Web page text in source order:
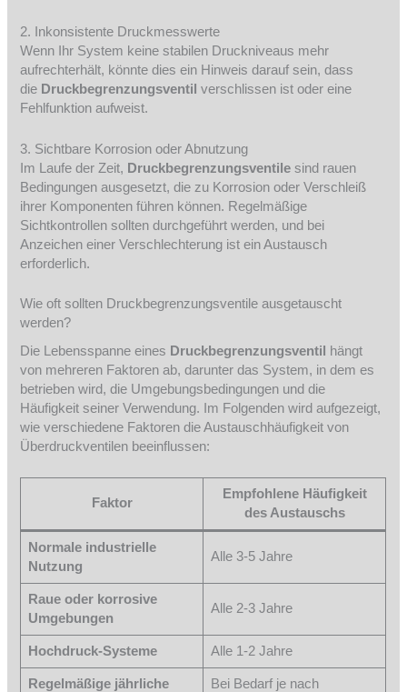
2. Inkonsistente Druckmesswerte
Wenn Ihr System keine stabilen Druckniveaus mehr
aufrechterhält, könnte dies ein Hinweis darauf sein, dass
die Druckbegrenzungsventil verschlissen ist oder eine
Fehlfunktion aufweist.
3. Sichtbare Korrosion oder Abnutzung
Im Laufe der Zeit, Druckbegrenzungsventile sind rauen
Bedingungen ausgesetzt, die zu Korrosion oder Verschleiß
ihrer Komponenten führen können. Regelmäßige
Sichtkontrollen sollten durchgeführt werden, und bei
Anzeichen einer Verschlechterung ist ein Austausch
erforderlich.
Wie oft sollten Druckbegrenzungsventile ausgetauscht
werden?
Die Lebensspanne eines Druckbegrenzungsventil
hängt
von mehreren Faktoren ab, darunter das System, in dem es
betrieben wird, die Umgebungsbedingungen und die
Häufigkeit seiner Verwendung. Im Folgenden wird aufgezeigt,
wie verschiedene Faktoren die Austauschhäufigkeit von
Überdruckventilen beeinflussen:
Faktor
Empfohlene Häufigkeit
des Austauschs
Normale industrielle
Nutzung
Alle 3-5 Jahre
Raue oder korrosive
Umgebungen
Alle 2-3 Jahre
Hochdruck-Systeme Alle 1-2 Jahre
Regelmäßige jährliche Bei Bedarf je nach